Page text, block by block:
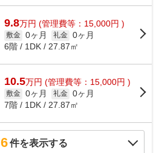
9.8万円 (管理費等：15,000円 )
敷金 0ヶ月 礼金 0ヶ月
6階 / 1DK / 27.87㎡
10.5万円 (管理費等：15,000円 )
敷金 0ヶ月 礼金 0ヶ月
7階 / 1DK / 27.87㎡
6件を表示する